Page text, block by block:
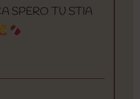
SPERO TU STIA